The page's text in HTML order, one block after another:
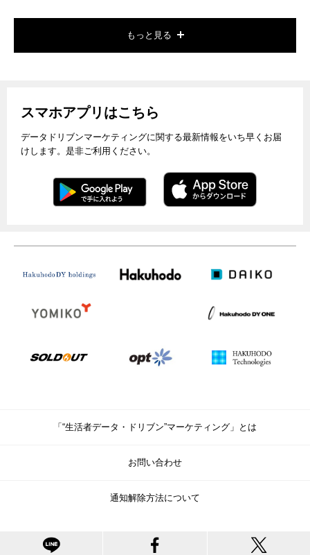
もっと見る
スマホアプリはこちら
データドリブンマーケティングに関する最新情報をいち早くお届
けします。是非ご利用ください。
「“生活者データ・ドリブン”マーケティング」とは
お問い合わせ
通知解除方法について
© Copyright Hakuhodo DY Holdings Inc. All rights reserved.